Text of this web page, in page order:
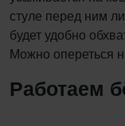
стуле перед ним
будет удобно
Можно опереться
Работаем